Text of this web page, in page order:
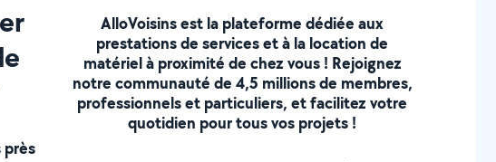
près
AlloVoisins est la plateforme dédiée aux
prestations de services et à la location de
matériel à proximité de chez vous ! Rejoignez
notre communauté de 4,5 millions de membres,
professionnels et particuliers, et facilitez votre
quotidien pour tous vos projets !